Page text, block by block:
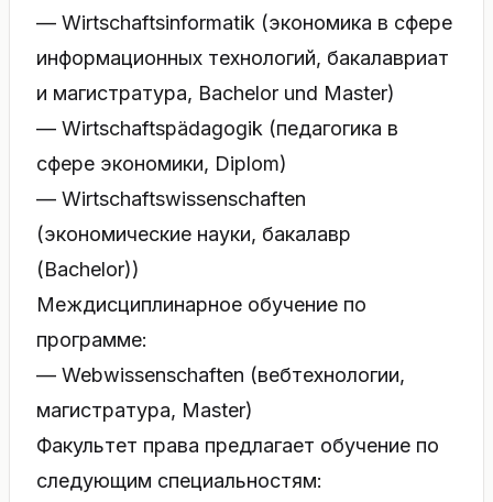
— Wirtschaftsinformatik (экономика в сфере
информационных технологий, бакалавриат
и магистратура, Bachelor und Master)
— Wirtschaftspädagogik (педагогика в
сфере экономики, Diplom)
— Wirtschaftswissenschaften
(экономические науки, бакалавр
(Bachelor))
Междисциплинарное обучение по
программе:
— Webwissenschaften (вебтехнологии,
магистратура, Master)
Факультет права предлагает обучение по
следующим специальностям: